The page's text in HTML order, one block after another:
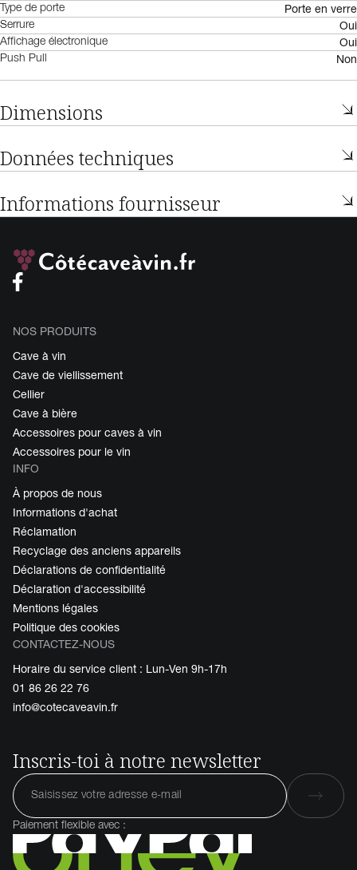
Type de porte Porte en verre
Serrure Oui
Affichage électronique Oui
Push Pull Non
Dimensions
Données techniques
Informations fournisseur
NOS PRODUITS
Cave à vin
Cave de viellissement
Cellier
Cave à bière
Accessoires pour caves à vin
Accessoires pour le vin
INFO
À propos de nous
Informations d'achat
Réclamation
Recyclage des anciens appareils
Déclarations de confidentialité
Déclaration d'accessibilité
Mentions légales
Politique des cookies
CONTACTEZ-NOUS
Horaire du service client : Lun-Ven 9h-17h
01 86 26 22 76
info@cotecaveavin.fr
Inscris-toi à notre newsletter
Paiement flexible avec :